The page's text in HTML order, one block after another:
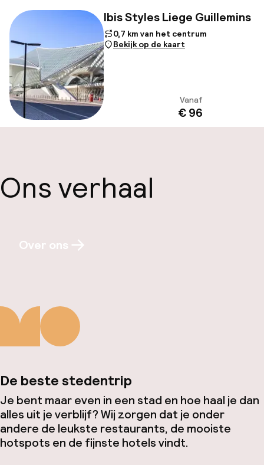
Ibis Styles Liege Guillemins
0,7 km van het centrum
Bekijk op de kaart
Vanaf
€ 96
Ons verhaal
Over ons
De beste stedentrip
Je bent maar even in een stad en hoe haal je dan
alles uit je verblijf? Wij zorgen dat je onder
andere de leukste restaurants, de mooiste
hotspots en de fijnste hotels vindt.